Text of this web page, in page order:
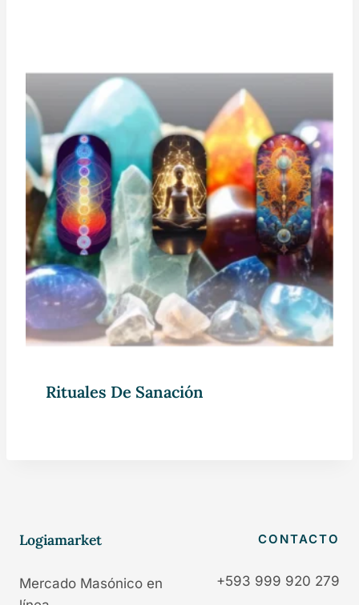
Rituales De Sanación
Logiamarket
Mercado Masónico en
CONTACTO
+593 999 920 279